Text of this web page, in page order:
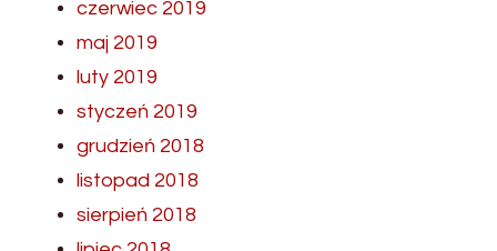
czerwiec 2019
maj 2019
luty 2019
styczeń 2019
grudzień 2018
listopad 2018
sierpień 2018